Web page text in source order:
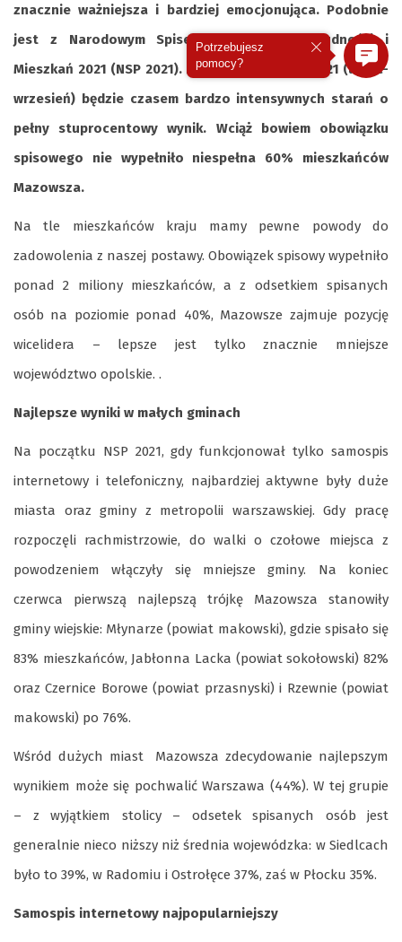
znacznie ważniejsza i bardziej emocjonująca. Podobnie
jest z Narodowym Spisem Powszechnym Ludności i
Mieszkań 2021 (NSP 2021). Druga połowa NSP 2021 (lipiec-
wrzesień) będzie czasem bardzo intensywnych starań o
pełny stuprocentowy wynik. Wciąż bowiem obowiązku
spisowego nie wypełniło niespełna 60% mieszkańców
Mazowsza.
Na tle mieszkańców kraju mamy pewne powody do
zadowolenia z naszej postawy. Obowiązek spisowy wypełniło
ponad 2 miliony mieszkańców, a z odsetkiem spisanych
osób na poziomie ponad 40%, Mazowsze zajmuje pozycję
wicelidera – lepsze jest tylko znacznie mniejsze
województwo opolskie. .
Najlepsze wyniki w małych gminach
Na początku NSP 2021, gdy funkcjonował tylko samospis
internetowy i telefoniczny, najbardziej aktywne były duże
miasta oraz gminy z metropolii warszawskiej. Gdy pracę
rozpoczęli rachmistrzowie, do walki o czołowe miejsca z
powodzeniem włączyły się mniejsze gminy. Na koniec
czerwca pierwszą najlepszą trójkę Mazowsza stanowiły
gminy wiejskie: Młynarze (powiat makowski), gdzie spisało się
83% mieszkańców, Jabłonna Lacka (powiat sokołowski) 82%
oraz Czernice Borowe (powiat przasnyski) i Rzewnie (powiat
makowski) po 76%.
Wśród dużych miast Mazowsza zdecydowanie najlepszym
wynikiem może się pochwalić Warszawa (44%). W tej grupie
– z wyjątkiem stolicy – odsetek spisanych osób jest
generalnie nieco niższy niż średnia wojewódzka: w Siedlcach
było to 39%, w Radomiu i Ostrołęce 37%, zaś w Płocku 35%.
Samospis internetowy najpopularniejszy
Potrzebujesz
pomocy?